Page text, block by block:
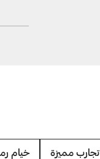
تجارب مميزة خيام